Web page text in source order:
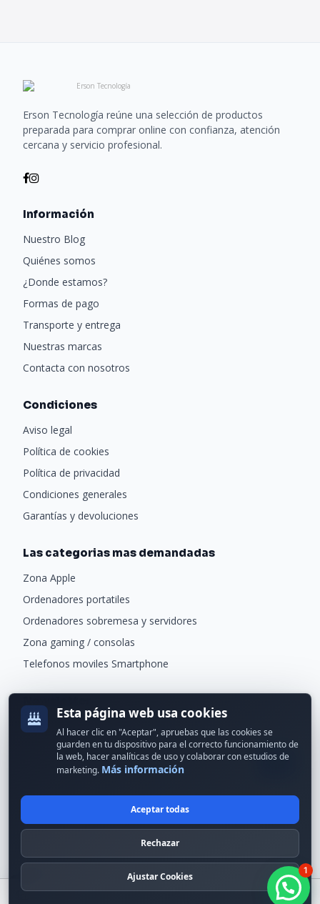
Erson Tecnología reúne una selección de productos
preparada para comprar online con confianza, atención
cercana y servicio profesional.
Información
Nuestro Blog
Quiénes somos
¿Donde estamos?
Formas de pago
Transporte y entrega
Nuestras marcas
Contacta con nosotros
Condiciones
Aviso legal
Política de cookies
Política de privacidad
Condiciones generales
Garantías y devoluciones
Las categorias mas demandadas
Zona Apple
Ordenadores portatiles
Ordenadores sobremesa y servidores
Zona gaming / consolas
Telefonos moviles Smartphone
Recibe ofertas exclusivas y novedades.
© 2024 Erson Tecnología. Todos los derechos reservados.
Política de privacidad
Condiciones Generales 1
Esta página web usa cookies
Al hacer clic en "Aceptar", apruebas que las cookies se
guarden en tu dispositivo para el correcto funcionamiento de
la web, hacer analíticas de uso y colaborar con estudios de
marketing. Más información
Aceptar todas
Rechazar
Ajustar Cookies